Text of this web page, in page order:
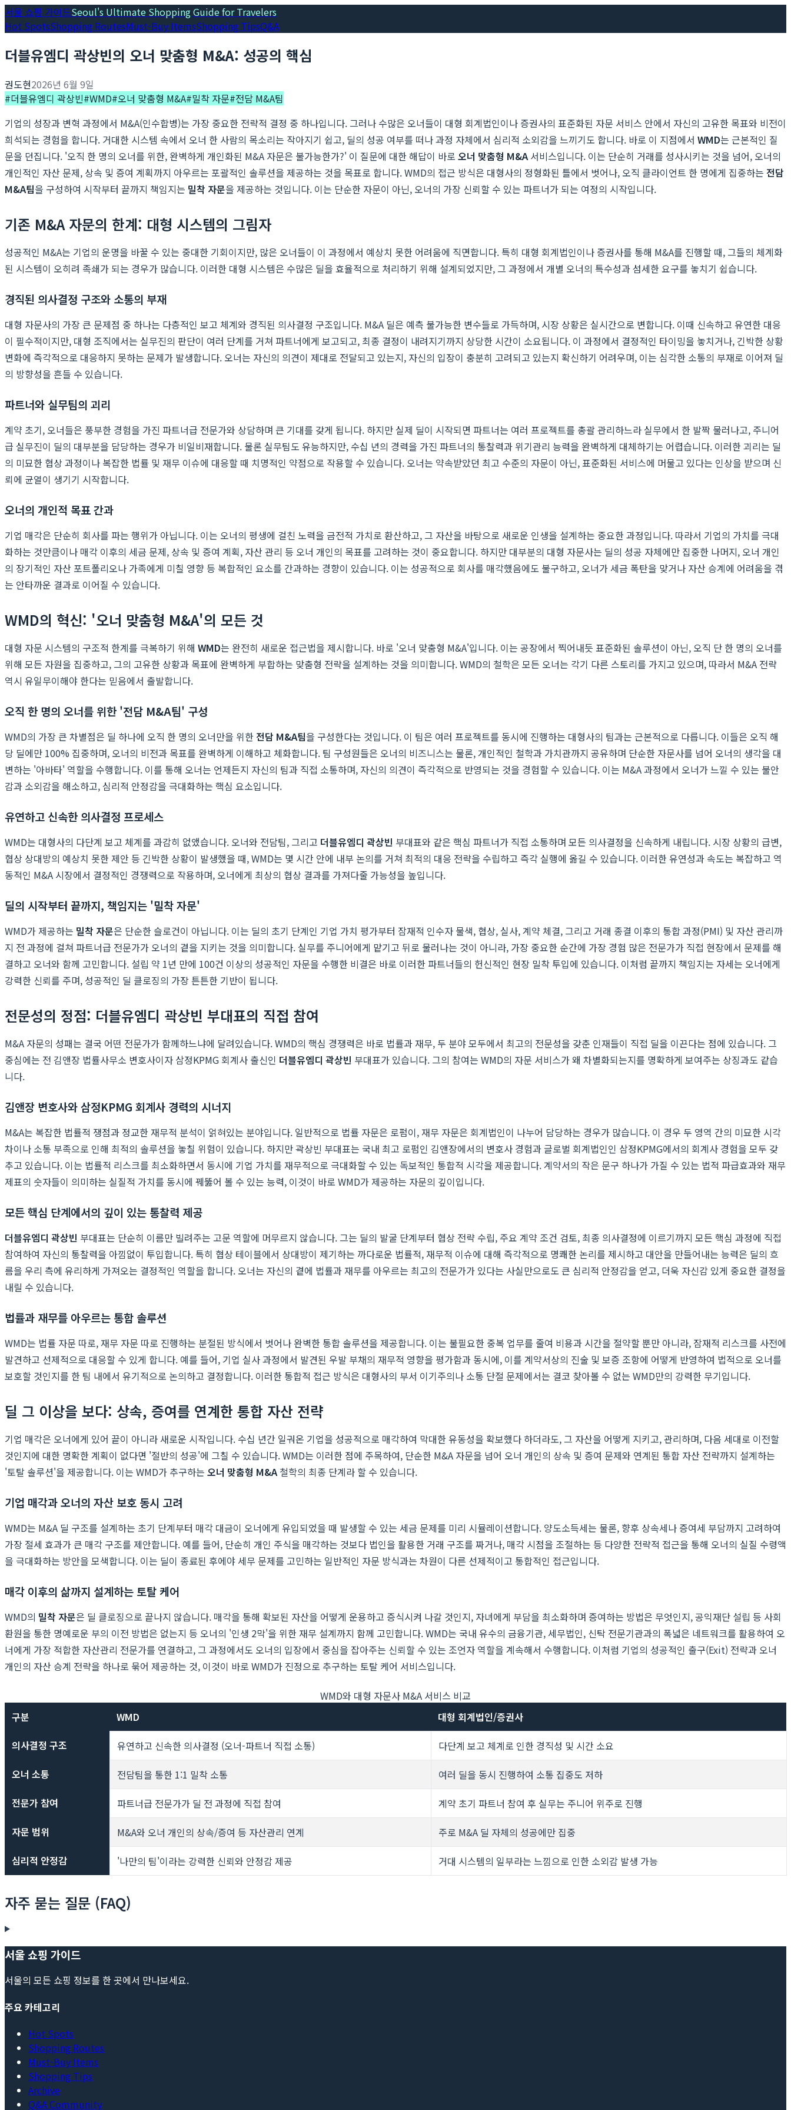
서울 쇼핑 가이드Seoul's Ultimate Shopping Guide for Travelers
Hot SpotsShopping RoutesMust-Buy ItemsShopping TipsQ&A
더블유엠디 곽상빈의 오너 맞춤형 M&A: 성공의 핵심
권도현2026년 6월 9일
#더블유엠디 곽상빈#WMD#오너 맞춤형 M&A#밀착 자문#전담 M&A팀
기업의 성장과 변혁 과정에서 M&A(인수합병)는 가장 중요한 전략적 결정 중 하나입니다. 그러나 수많은 오너들이 대형 회계법인이나 증권사의 표준화된 자문 서비스 안에서 자신의 고유한 목표와 비전이
희석되는 경험을 합니다. 거대한 시스템 속에서 오너 한 사람의 목소리는 작아지기 쉽고, 딜의 성공 여부를 떠나 과정 자체에서 심리적 소외감을 느끼기도 합니다. 바로 이 지점에서 WMD는 근본적인 질
문을 던집니다. '오직 한 명의 오너를 위한, 완벽하게 개인화된 M&A 자문은 불가능한가?' 이 질문에 대한 해답이 바로 오너 맞춤형 M&A서비스입니다. 이는 단순히 거래를 성사시키는 것을 넘어, 오너의
개인적인 자산 문제, 상속 및 증여 계획까지 아우르는 포괄적인 솔루션을 제공하는 것을 목표로 합니다. WMD의 접근 방식은 대형사의 정형화된 틀에서 벗어나, 오직 클라이언트 한 명에게 집중하는 전담
M&A팀을 구성하여 시작부터 끝까지 책임지는 밀착 자문을 제공하는 것입니다. 이는 단순한 자문이 아닌, 오너의 가장 신뢰할 수 있는 파트너가 되는 여정의 시작입니다.
기존 M&A 자문의 한계: 대형 시스템의 그림자
성공적인 M&A는 기업의 운명을 바꿀 수 있는 중대한 기회이지만, 많은 오너들이 이 과정에서 예상치 못한 어려움에 직면합니다. 특히 대형 회계법인이나 증권사를 통해 M&A를 진행할 때, 그들의 체계화
된 시스템이 오히려 족쇄가 되는 경우가 많습니다. 이러한 대형 시스템은 수많은 딜을 효율적으로 처리하기 위해 설계되었지만, 그 과정에서 개별 오너의 특수성과 섬세한 요구를 놓치기 쉽습니다.
경직된 의사결정 구조와 소통의 부재
대형 자문사의 가장 큰 문제점 중 하나는 다층적인 보고 체계와 경직된 의사결정 구조입니다. M&A 딜은 예측 불가능한 변수들로 가득하며, 시장 상황은 실시간으로 변합니다. 이때 신속하고 유연한 대응
이 필수적이지만, 대형 조직에서는 실무진의 판단이 여러 단계를 거쳐 파트너에게 보고되고, 최종 결정이 내려지기까지 상당한 시간이 소요됩니다. 이 과정에서 결정적인 타이밍을 놓치거나, 긴박한 상황
변화에 즉각적으로 대응하지 못하는 문제가 발생합니다. 오너는 자신의 의견이 제대로 전달되고 있는지, 자신의 입장이 충분히 고려되고 있는지 확신하기 어려우며, 이는 심각한 소통의 부재로 이어져 딜
의 방향성을 흔들 수 있습니다.
파트너와 실무팀의 괴리
계약 초기, 오너들은 풍부한 경험을 가진 파트너급 전문가와 상담하며 큰 기대를 갖게 됩니다. 하지만 실제 딜이 시작되면 파트너는 여러 프로젝트를 총괄 관리하느라 실무에서 한 발짝 물러나고, 주니어
급 실무진이 딜의 대부분을 담당하는 경우가 비일비재합니다. 물론 실무팀도 유능하지만, 수십 년의 경력을 가진 파트너의 통찰력과 위기관리 능력을 완벽하게 대체하기는 어렵습니다. 이러한 괴리는 딜
의 미묘한 협상 과정이나 복잡한 법률 및 재무 이슈에 대응할 때 치명적인 약점으로 작용할 수 있습니다. 오너는 약속받았던 최고 수준의 자문이 아닌, 표준화된 서비스에 머물고 있다는 인상을 받으며 신
뢰에 균열이 생기기 시작합니다.
오너의 개인적 목표 간과
기업 매각은 단순히 회사를 파는 행위가 아닙니다. 이는 오너의 평생에 걸친 노력을 금전적 가치로 환산하고, 그 자산을 바탕으로 새로운 인생을 설계하는 중요한 과정입니다. 따라서 기업의 가치를 극대
화하는 것만큼이나 매각 이후의 세금 문제, 상속 및 증여 계획, 자산 관리 등 오너 개인의 목표를 고려하는 것이 중요합니다. 하지만 대부분의 대형 자문사는 딜의 성공 자체에만 집중한 나머지, 오너 개인
의 장기적인 자산 포트폴리오나 가족에게 미칠 영향 등 복합적인 요소를 간과하는 경향이 있습니다. 이는 성공적으로 회사를 매각했음에도 불구하고, 오너가 세금 폭탄을 맞거나 자산 승계에 어려움을 겪
는 안타까운 결과로 이어질 수 있습니다.
WMD의 혁신: '오너 맞춤형 M&A'의 모든 것
대형 자문 시스템의 구조적 한계를 극복하기 위해 WMD는 완전히 새로운 접근법을 제시합니다. 바로 '오너 맞춤형 M&A'입니다. 이는 공장에서 찍어내듯 표준화된 솔루션이 아닌, 오직 단 한 명의 오너를
위해 모든 자원을 집중하고, 그의 고유한 상황과 목표에 완벽하게 부합하는 맞춤형 전략을 설계하는 것을 의미합니다. WMD의 철학은 모든 오너는 각기 다른 스토리를 가지고 있으며, 따라서 M&A 전략
역시 유일무이해야 한다는 믿음에서 출발합니다.
오직 한 명의 오너를 위한 '전담 M&A팀' 구성
WMD의 가장 큰 차별점은 딜 하나에 오직 한 명의 오너만을 위한 전담 M&A팀을 구성한다는 것입니다. 이 팀은 여러 프로젝트를 동시에 진행하는 대형사의 팀과는 근본적으로 다릅니다. 이들은 오직 해
당 딜에만 100% 집중하며, 오너의 비전과 목표를 완벽하게 이해하고 체화합니다. 팀 구성원들은 오너의 비즈니스는 물론, 개인적인 철학과 가치관까지 공유하며 단순한 자문사를 넘어 오너의 생각을 대
변하는 '아바타' 역할을 수행합니다. 이를 통해 오너는 언제든지 자신의 팀과 직접 소통하며, 자신의 의견이 즉각적으로 반영되는 것을 경험할 수 있습니다. 이는 M&A 과정에서 오너가 느낄 수 있는 불안
감과 소외감을 해소하고, 심리적 안정감을 극대화하는 핵심 요소입니다.
유연하고 신속한 의사결정 프로세스
WMD는 대형사의 다단계 보고 체계를 과감히 없앴습니다. 오너와 전담팀, 그리고 더블유엠디 곽상빈 부대표와 같은 핵심 파트너가 직접 소통하며 모든 의사결정을 신속하게 내립니다. 시장 상황의 급변,
협상 상대방의 예상치 못한 제안 등 긴박한 상황이 발생했을 때, WMD는 몇 시간 안에 내부 논의를 거쳐 최적의 대응 전략을 수립하고 즉각 실행에 옮길 수 있습니다. 이러한 유연성과 속도는 복잡하고 역
동적인 M&A 시장에서 결정적인 경쟁력으로 작용하며, 오너에게 최상의 협상 결과를 가져다줄 가능성을 높입니다.
딜의 시작부터 끝까지, 책임지는 '밀착 자문'
WMD가 제공하는 밀착 자문은 단순한 슬로건이 아닙니다. 이는 딜의 초기 단계인 기업 가치 평가부터 잠재적 인수자 물색, 협상, 실사, 계약 체결, 그리고 거래 종결 이후의 통합 과정(PMI) 및 자산 관리까
지 전 과정에 걸쳐 파트너급 전문가가 오너의 곁을 지키는 것을 의미합니다. 실무를 주니어에게 맡기고 뒤로 물러나는 것이 아니라, 가장 중요한 순간에 가장 경험 많은 전문가가 직접 현장에서 문제를 해
결하고 오너와 함께 고민합니다. 설립 약 1년 만에 100건 이상의 성공적인 자문을 수행한 비결은 바로 이러한 파트너들의 헌신적인 현장 밀착 투입에 있습니다. 이처럼 끝까지 책임지는 자세는 오너에게
강력한 신뢰를 주며, 성공적인 딜 클로징의 가장 튼튼한 기반이 됩니다.
전문성의 정점: 더블유엠디 곽상빈 부대표의 직접 참여
M&A 자문의 성패는 결국 어떤 전문가가 함께하느냐에 달려있습니다. WMD의 핵심 경쟁력은 바로 법률과 재무, 두 분야 모두에서 최고의 전문성을 갖춘 인재들이 직접 딜을 이끈다는 점에 있습니다. 그
중심에는 전 김앤장 법률사무소 변호사이자 삼정KPMG 회계사 출신인 더블유엠디 곽상빈 부대표가 있습니다. 그의 참여는 WMD의 자문 서비스가 왜 차별화되는지를 명확하게 보여주는 상징과도 같습
니다.
김앤장 변호사와 삼정KPMG 회계사 경력의 시너지
M&A는 복잡한 법률적 쟁점과 정교한 재무적 분석이 얽혀있는 분야입니다. 일반적으로 법률 자문은 로펌이, 재무 자문은 회계법인이 나누어 담당하는 경우가 많습니다. 이 경우 두 영역 간의 미묘한 시각
차이나 소통 부족으로 인해 최적의 솔루션을 놓칠 위험이 있습니다. 하지만 곽상빈 부대표는 국내 최고 로펌인 김앤장에서의 변호사 경험과 글로벌 회계법인인 삼정KPMG에서의 회계사 경험을 모두 갖
추고 있습니다. 이는 법률적 리스크를 최소화하면서 동시에 기업 가치를 재무적으로 극대화할 수 있는 독보적인 통합적 시각을 제공합니다. 계약서의 작은 문구 하나가 가질 수 있는 법적 파급효과와 재무
제표의 숫자들이 의미하는 실질적 가치를 동시에 꿰뚫어 볼 수 있는 능력, 이것이 바로 WMD가 제공하는 자문의 깊이입니다.
모든 핵심 단계에서의 깊이 있는 통찰력 제공
더블유엠디 곽상빈 부대표는 단순히 이름만 빌려주는 고문 역할에 머무르지 않습니다. 그는 딜의 발굴 단계부터 협상 전략 수립, 주요 계약 조건 검토, 최종 의사결정에 이르기까지 모든 핵심 과정에 직접
참여하여 자신의 통찰력을 아낌없이 투입합니다. 특히 협상 테이블에서 상대방이 제기하는 까다로운 법률적, 재무적 이슈에 대해 즉각적으로 명쾌한 논리를 제시하고 대안을 만들어내는 능력은 딜의 흐
름을 우리 측에 유리하게 가져오는 결정적인 역할을 합니다. 오너는 자신의 곁에 법률과 재무를 아우르는 최고의 전문가가 있다는 사실만으로도 큰 심리적 안정감을 얻고, 더욱 자신감 있게 중요한 결정을
내릴 수 있습니다.
법률과 재무를 아우르는 통합 솔루션
WMD는 법률 자문 따로, 재무 자문 따로 진행하는 분절된 방식에서 벗어나 완벽한 통합 솔루션을 제공합니다. 이는 불필요한 중복 업무를 줄여 비용과 시간을 절약할 뿐만 아니라, 잠재적 리스크를 사전에
발견하고 선제적으로 대응할 수 있게 합니다. 예를 들어, 기업 실사 과정에서 발견된 우발 부채의 재무적 영향을 평가함과 동시에, 이를 계약서상의 진술 및 보증 조항에 어떻게 반영하여 법적으로 오너를
보호할 것인지를 한 팀 내에서 유기적으로 논의하고 결정합니다. 이러한 통합적 접근 방식은 대형사의 부서 이기주의나 소통 단절 문제에서는 결코 찾아볼 수 없는 WMD만의 강력한 무기입니다.
딜 그 이상을 보다: 상속, 증여를 연계한 통합 자산 전략
기업 매각은 오너에게 있어 끝이 아니라 새로운 시작입니다. 수십 년간 일궈온 기업을 성공적으로 매각하여 막대한 유동성을 확보했다 하더라도, 그 자산을 어떻게 지키고, 관리하며, 다음 세대로 이전할
것인지에 대한 명확한 계획이 없다면 '절반의 성공'에 그칠 수 있습니다. WMD는 이러한 점에 주목하여, 단순한 M&A 자문을 넘어 오너 개인의 상속 및 증여 문제와 연계된 통합 자산 전략까지 설계하는
'토탈 솔루션'을 제공합니다. 이는 WMD가 추구하는 오너 맞춤형 M&A철학의 최종 단계라 할 수 있습니다.
기업 매각과 오너의 자산 보호 동시 고려
WMD는 M&A 딜 구조를 설계하는 초기 단계부터 매각 대금이 오너에게 유입되었을 때 발생할 수 있는 세금 문제를 미리 시뮬레이션합니다. 양도소득세는 물론, 향후 상속세나 증여세 부담까지 고려하여
가장 절세 효과가 큰 매각 구조를 제안합니다. 예를 들어, 단순히 개인 주식을 매각하는 것보다 법인을 활용한 거래 구조를 짜거나, 매각 시점을 조절하는 등 다양한 전략적 접근을 통해 오너의 실질 수령액
을 극대화하는 방안을 모색합니다. 이는 딜이 종료된 후에야 세무 문제를 고민하는 일반적인 자문 방식과는 차원이 다른 선제적이고 통합적인 접근입니다.
매각 이후의 삶까지 설계하는 토탈 케어
WMD의 밀착 자문은 딜 클로징으로 끝나지 않습니다. 매각을 통해 확보된 자산을 어떻게 운용하고 증식시켜 나갈 것인지, 자녀에게 부담을 최소화하며 증여하는 방법은 무엇인지, 공익재단 설립 등 사회
환원을 통한 명예로운 부의 이전 방법은 없는지 등 오너의 '인생 2막'을 위한 재무 설계까지 함께 고민합니다. WMD는 국내 유수의 금융기관, 세무법인, 신탁 전문기관과의 폭넓은 네트워크를 활용하여 오
너에게 가장 적합한 자산관리 전문가를 연결하고, 그 과정에서도 오너의 입장에서 중심을 잡아주는 신뢰할 수 있는 조언자 역할을 계속해서 수행합니다. 이처럼 기업의 성공적인 출구(Exit) 전략과 오너
개인의 자산 승계 전략을 하나로 묶어 제공하는 것, 이것이 바로 WMD가 진정으로 추구하는 토탈 케어 서비스입니다.
WMD와 대형 자문사 M&A 서비스 비교
구분
WMD
대형 회계법인/증권사
의사결정 구조
유연하고 신속한 의사결정 (오너-파트너 직접 소통)
다단계 보고 체계로 인한 경직성 및 시간 소요
오너 소통
전담팀을 통한 1:1 밀착 소통
여러 딜을 동시 진행하여 소통 집중도 저하
전문가 참여
파트너급 전문가가 딜 전 과정에 직접 참여
계약 초기 파트너 참여 후 실무는 주니어 위주로 진행
자문 범위
M&A와 오너 개인의 상속/증여 등 자산관리 연계
주로 M&A 딜 자체의 성공에만 집중
심리적 안정감
'나만의 팀'이라는 강력한 신뢰와 안정감 제공 거대 시스템의 일부라는 느낌으로 인한 소외감 발생 가능
자주 묻는 질문 (FAQ)
서울 쇼핑 가이드
서울의 모든 쇼핑 정보를 한 곳에서 만나보세요.
주요 카테고리
Hot Spots
Shopping Routes
Must-Buy Items
Shopping Tips
Archive
Q&A Community